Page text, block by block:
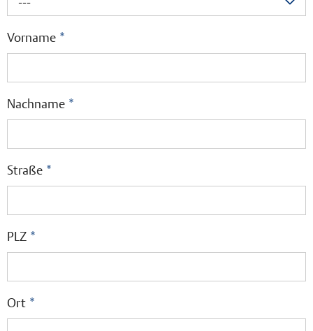
Vorname *
Nachname *
Straße *
PLZ *
Ort *